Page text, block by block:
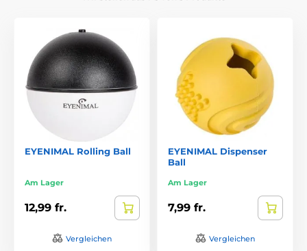
EYENIMAL Rolling Ball
Am Lager
12,99 fr.
Vergleichen
EYENIMAL Dispenser
Ball
Am Lager
7,99 fr.
Vergleichen